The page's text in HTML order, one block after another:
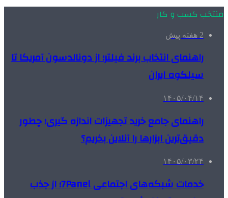
منتخب کسب و کار
2 هفته پیش
راهنمای انتخاب برند فیلتر؛ از دونالدسون آمریکا تا
سیلکوه ایران
۱۴۰۵/۰۴/۱۴
راهنمای جامع خرید تجهیزات اندازه گیری؛ چطور
دقیق‌ترین ابزارها را آنلاین بخریم؟
۱۴۰۵/۰۳/۲۴
خدمات شبکه‌های اجتماعی 7Panel؛ از جذب